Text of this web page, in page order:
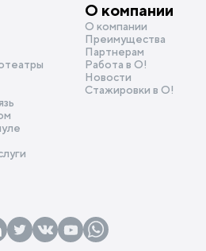
О компании
О компании
Преимущества
Партнерам
Работа в О!
Новости
Стажировки в О!